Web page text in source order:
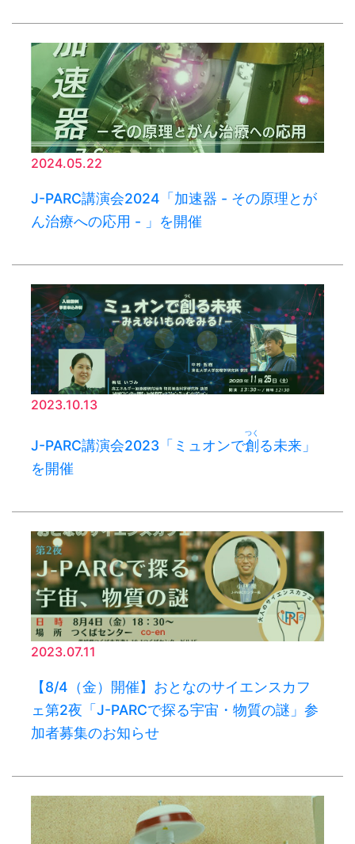
2024.05.22
J-PARC講演会2024「加速器 - その原理とが
ん治療への応用 - 」を開催
2023.10.13
J-PARC講演会2023「ミュオンで創
つく
る未来」
を開催
2023.07.11
【8/4（金）開催】おとなのサイエンスカフ
ェ第2夜「J-PARCで探る宇宙・物質の謎」参
加者募集のお知らせ